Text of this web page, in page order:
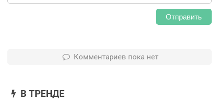
Отправить
Комментариев пока нет
В ТРЕНДЕ